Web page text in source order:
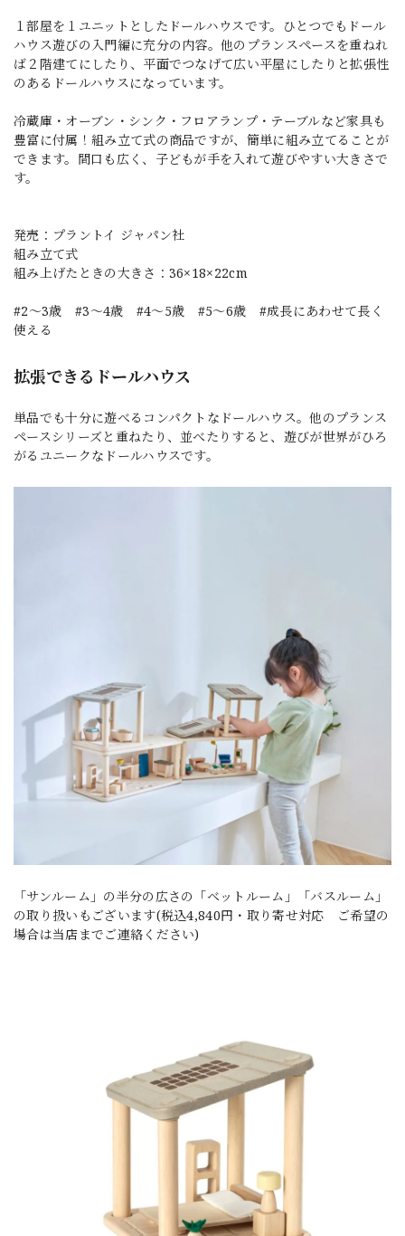
１部屋を１ユニットとしたドールハウスです。ひとつでもドール
ハウス遊びの入門編に充分の内容。他のプランスペースを重ねれ
ば２階建てにしたり、平面でつなげて広い平屋にしたりと拡張性
のあるドールハウスになっています。
冷蔵庫・オーブン・シンク・フロアランプ・テーブルなど家具も
豊富に付属！組み立て式の商品ですが、簡単に組み立てることが
できます。間口も広く、子どもが手を入れて遊びやすい大きさで
す。
発売：プラントイ ジャパン社
組み立て式
組み上げたときの大きさ：36×18×22cm
#2〜3歳 #3〜4歳 #4〜5歳 #5〜6歳 #成長にあわせて長く
使える
拡張できるドールハウス
単品でも十分に遊べるコンパクトなドールハウス。他のプランス
ペースシリーズと重ねたり、並べたりすると、遊びが世界がひろ
がるユニークなドールハウスです。
「サンルーム」の半分の広さの「ベットルーム」「バスルーム」
の取り扱いもございます(税込4,840円・取り寄せ対応 ご希望の
場合は当店までご連絡ください)